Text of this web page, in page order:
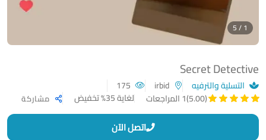
Secret Detective
التسلية والترفيه
(5.00)
1 المراجعات لغاية 35% تخفيض مشاركة
1 / 5
اتصل الآن